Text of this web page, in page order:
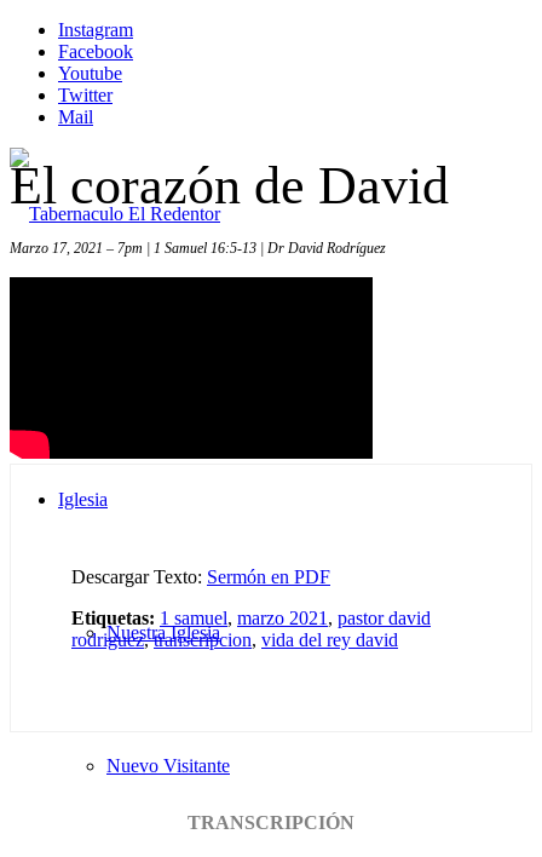
Instagram
Facebook
Youtube
Twitter
Mail
Iglesia
Nuestra Iglesia
Nuevo Visitante
El corazón de David
Marzo 17, 2021 – 7pm | 1 Samuel 16:5-13 | Dr David Rodríguez
Descargar Texto: Sermón en PDF
Etiquetas: 1 samuel, marzo 2021 , pastor david
rodriguez,transcripcion, vida del rey david
TRANSCRIPCIÓN